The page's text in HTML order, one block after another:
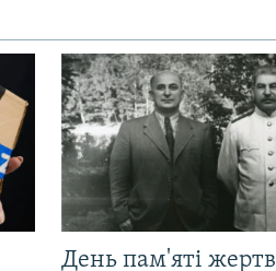
День пам'яті жертв